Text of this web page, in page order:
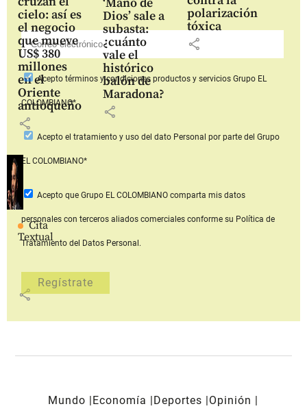
cielo: así es
el negocio
que mueve
US$ 380
millones
en el
Oriente
antioqueño
share
Dios’ sale a
subasta:
¿cuánto
vale el
histórico
balón de
Maradona?
share
polarización
tóxica
share
Cita
Textual
share
Aceptotérminos y condiciones productos y serviciosGrupo EL
COLOMBIANO*
Acepto el tratamiento y uso del dato Personal por parte del Grupo
EL COLOMBIANO*
Acepto que Grupo EL COLOMBIANOcomparta mis datos
personales con terceros aliados comerciales conforme su Política de
Tratamiento del Datos Personal.
Mundo Economía Deportes
Opinión